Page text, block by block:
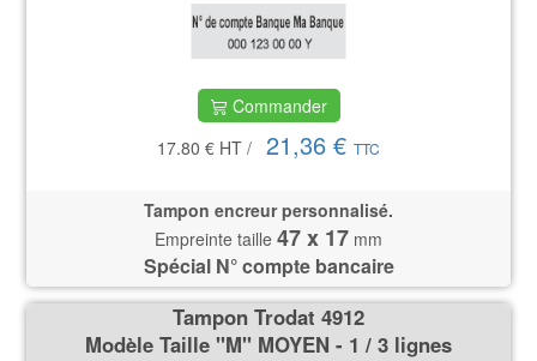
Commander
17.80 € HT / 21,36 € TTC
Tampon encreur personnalisé.
Empreinte taille 47 x 17 mm
Spécial N° compte bancaire
Tampon Trodat 4912
Modèle Taille ''M'' MOYEN - 1 / 3 lignes